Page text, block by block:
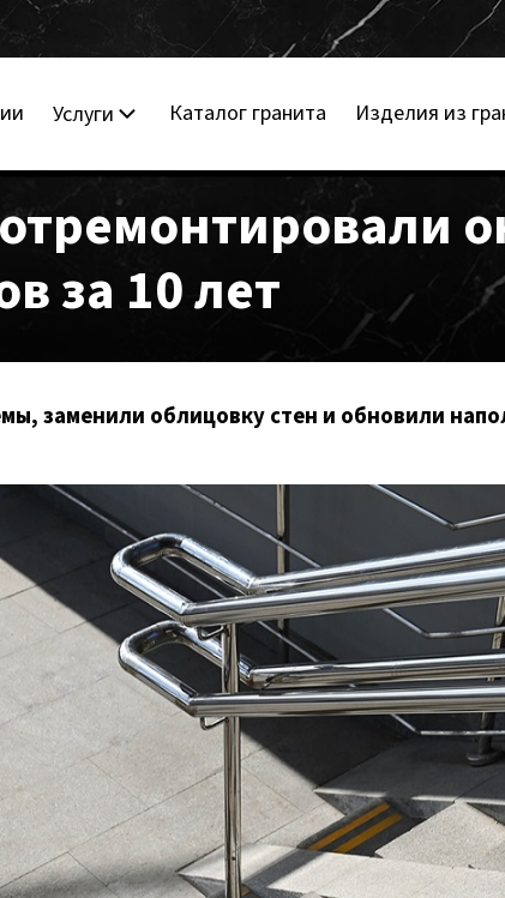
Услуги Каталог гранита Изделия из
за 10 лет
заменили облицовку стен и обновили